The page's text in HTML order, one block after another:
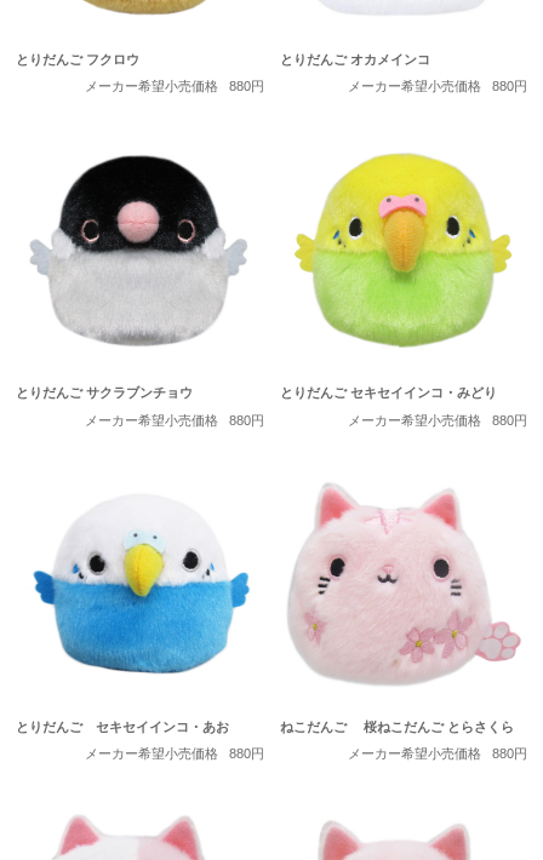
とりだんご フクロウ
メーカー希望小売価格
880円
とりだんご オカメインコ
メーカー希望小売価格
880円
とりだんご サクラブンチョウ
メーカー希望小売価格
880円
とりだんご セキセイインコ・みどり
メーカー希望小売価格
880円
とりだんご セキセイインコ・あお
メーカー希望小売価格
880円
ねこだんご 桜ねこだんご とらさくら
メーカー希望小売価格
880円